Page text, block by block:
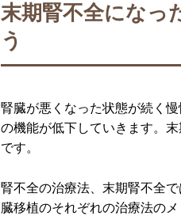
末期腎不全になっ
う
腎臓が悪くなった状態が続く
の機能が低下していきます。
です。
腎不全の治療法、末期腎不全
臓移植のそれぞれの治療法の